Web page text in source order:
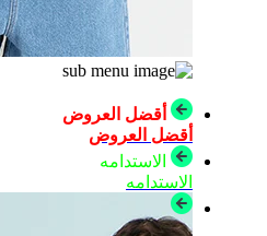
أقضل العروض
أقضل العروض
الاستدامه
الاستدامه